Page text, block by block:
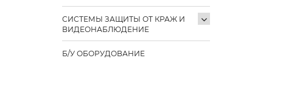
СИСТЕМЫ ЗАЩИТЫ ОТ КРАЖ И
ВИДЕОНАБЛЮДЕНИЕ
Б/У ОБОРУДОВАНИЕ